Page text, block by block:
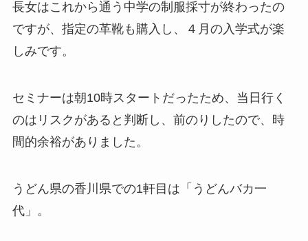
長女はこれから通う中学の制服採寸が終わったの
ですが、指定の革靴も購入し、４月の入学式が楽
しみです。
セミナーは朝10時スタートだったため、当日行く
のはリスクがあると判断し、前のりしたので、時
間的余裕がありました。
うどん県の香川県での1軒目は「うどんバカ一
代」。